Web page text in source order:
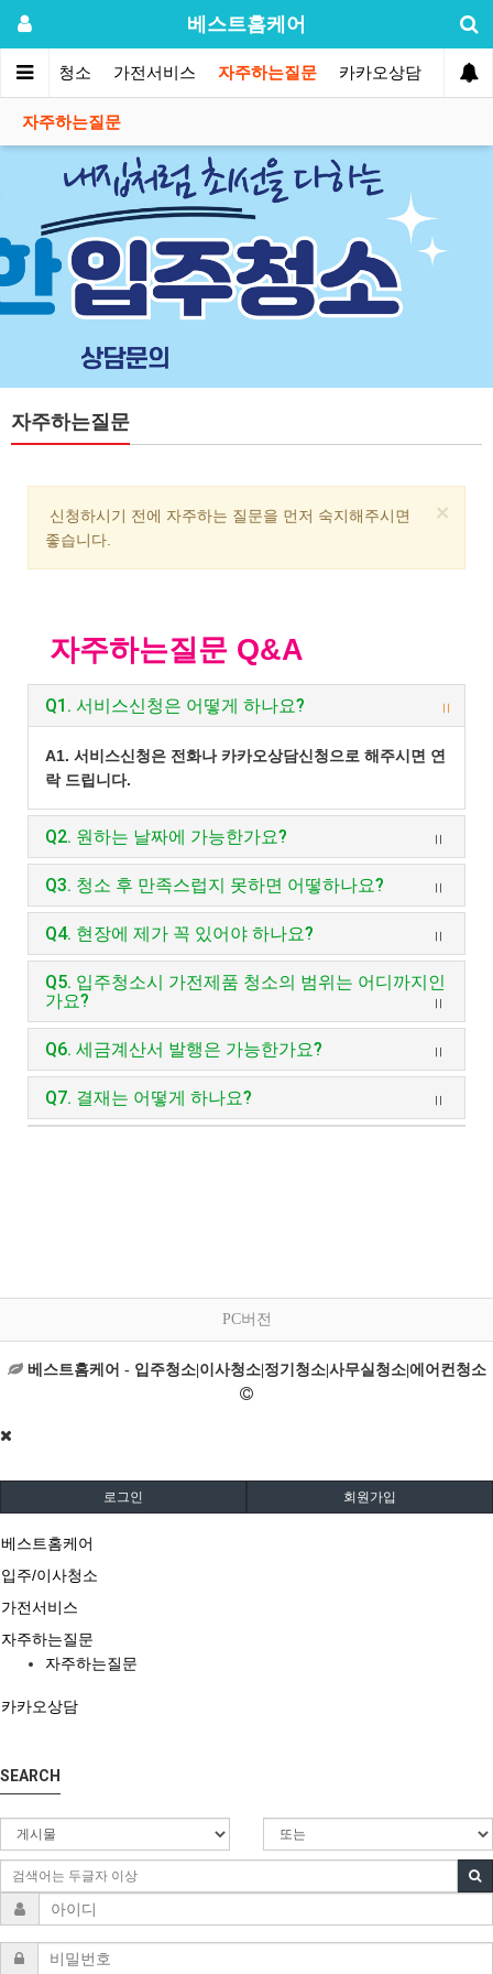
베스트홈케어
/이사청소 가전서비스 자주하는질문 카카오상담
자주하는질문
자주하는질문
×
신청하시기 전에 자주하는 질문을 먼저 숙지해주시면
좋습니다.
자주하는질문 Q&A
Q1. 서비스신청은 어떻게 하나요?
A1. 서비스신청은 전화나 카카오상담신청으로 해주시면 연
락 드립니다.
Q2. 원하는 날짜에 가능한가요?
Q3. 청소 후 만족스럽지 못하면 어떻하나요?
Q4. 현장에 제가 꼭 있어야 하나요?
Q5. 입주청소시 가전제품 청소의 범위는 어디까지인
가요?
Q6. 세금계산서 발행은 가능한가요?
Q7. 결재는 어떻게 하나요?
PC버전
베스트홈케어 - 입주청소|이사청소|정기청소|사무실청소|에어컨청소
로그인 회원가입
베스트홈케어
입주/이사청소
가전서비스
자주하는질문
자주하는질문
카카오상담
SEARCH